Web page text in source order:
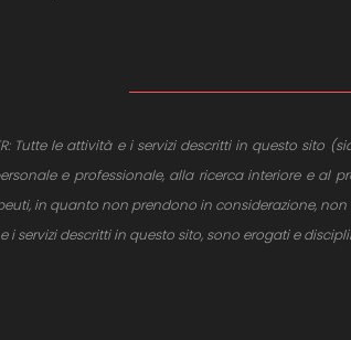
Tutte le attività e i servizi descritti in questo
e professionale, alla ricerca interiore e
in quanto non prendono in considerazione,
i servizi descritti in questo sito, sono erogati e